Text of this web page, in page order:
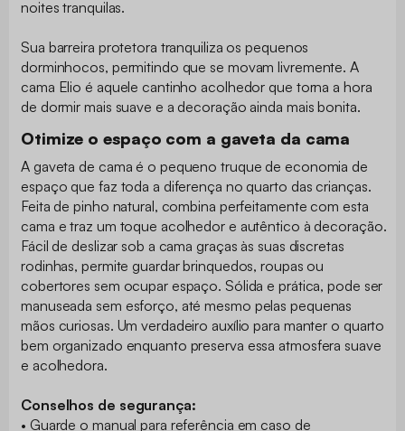
noites tranquilas.
Sua barreira protetora tranquiliza os pequenos
dorminhocos, permitindo que se movam livremente. A
cama Elio é aquele cantinho acolhedor que torna a hora
de dormir mais suave e a decoração ainda mais bonita.
Otimize o espaço com a gaveta da cama
A gaveta de cama é o pequeno truque de economia de
espaço que faz toda a diferença no quarto das crianças.
Feita de pinho natural, combina perfeitamente com esta
cama e traz um toque acolhedor e autêntico à decoração.
Fácil de deslizar sob a cama graças às suas discretas
rodinhas, permite guardar brinquedos, roupas ou
cobertores sem ocupar espaço. Sólida e prática, pode ser
manuseada sem esforço, até mesmo pelas pequenas
mãos curiosas. Um verdadeiro auxílio para manter o quarto
bem organizado enquanto preserva essa atmosfera suave
e acolhedora.
Conselhos de segurança:
• Guarde o manual para referência em caso de